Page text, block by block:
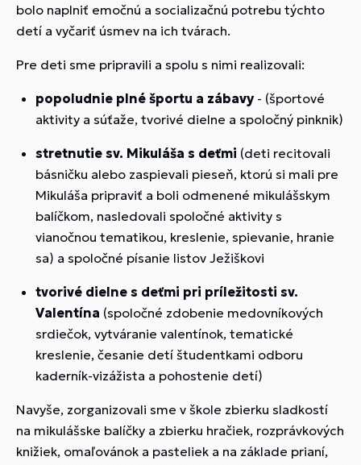
bolo naplniť emočnú a socializačnú potrebu týchto
detí a vyčariť úsmev na ich tvárach.
Pre deti sme pripravili a spolu s nimi realizovali:
popoludnie plné športu a zábavy- (športové
aktivity a súťaže, tvorivé dielne a spoločný pinknik)
stretnutie sv. Mikuláša s deťmi (deti recitovali
básničku alebo zaspievali pieseň, ktorú si mali pre
Mikuláša pripraviť a boli odmenené mikulášskym
balíčkom, nasledovali spoločné aktivity s
vianočnou tematikou, kreslenie, spievanie, hranie
sa) a spoločné písanie listov Ježiškovi
tvorivé dielne s deťmi pri príležitosti sv.
Valentína (spoločné zdobenie medovníkových
srdiečok, vytváranie valentínok, tematické
kreslenie, česanie detí študentkami odboru
kaderník-vizážista a pohostenie detí)
Navyše, zorganizovali sme v škole zbierku sladkostí
na mikulášske balíčky a zbierku hračiek, rozprávkových
knižiek, omaľovánok a pasteliek a na základe prianí,